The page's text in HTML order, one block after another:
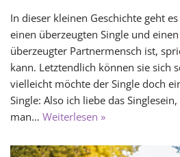
In dieser kleinen Geschichte geht
einen überzeugten Single und
überzeugter Partnermensch ist,
kann. Letztendlich können sie sich
vielleicht möchte der Single doch
Single: Also ich liebe das
man… Weiterlesen »